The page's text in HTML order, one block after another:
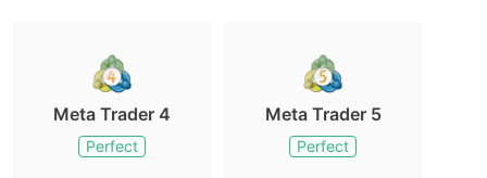
Meta Trader 4
Perfect
Meta Trader 5
Perfect